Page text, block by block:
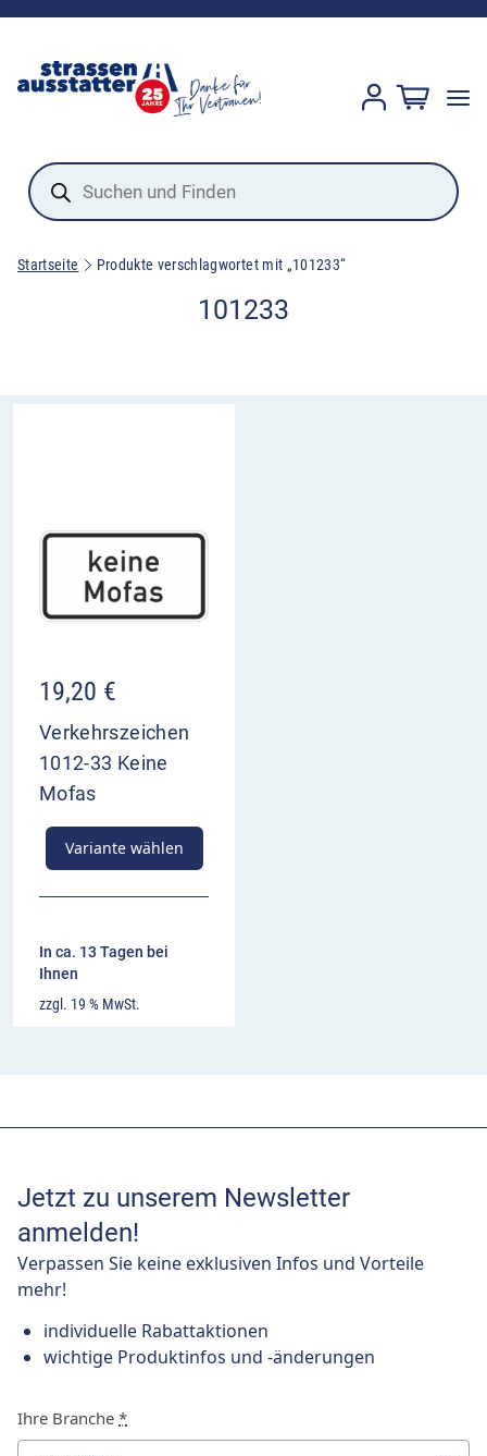
Products
search
Startseite Produkte verschlagwortet mit „101233“
101233
19,20 €
Verkehrszeichen
1012-33 Keine
Mofas
Variante wählen
In ca. 13 Tagen bei
Ihnen
zzgl. 19 % MwSt.
Jetzt zu unserem Newsletter
anmelden!
Verpassen Sie keine exklusiven Infos und Vorteile
mehr!
individuelle Rabattaktionen
wichtige Produktinfos und -änderungen
Ihre Branche *